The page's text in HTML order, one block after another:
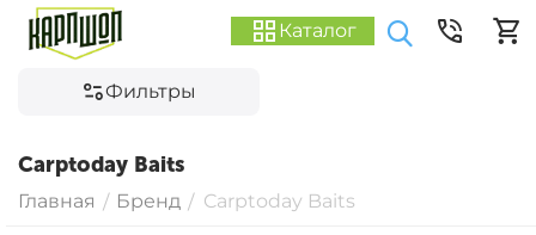
Каталог
Фильтры
Carptoday Baits
Главная / Бренд / Carptoday Baits